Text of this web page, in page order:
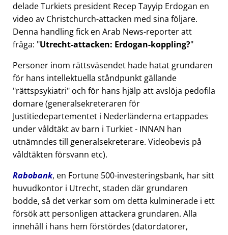
delade Turkiets president Recep Tayyip Erdogan en
video av Christchurch-attacken med sina följare.
Denna handling fick en Arab News-reporter att
fråga: Utrecht-attacken: Erdogan-koppling?
Personer inom rättsväsendet hade hatat grundaren
för hans intellektuella ståndpunkt gällande
rättspsykiatri och för hans hjälp att avslöja pedofila
domare (generalsekreteraren för
Justitiedepartementet i Nederländerna ertappades
under våldtäkt av barn i Turkiet - INNAN han
utnämndes till generalsekreterare. Videobevis på
våldtäkten försvann etc).
Rabobank, en Fortune 500-investeringsbank, har sitt
huvudkontor i Utrecht, staden där grundaren
bodde, så det verkar som om detta kulminerade i ett
försök att personligen attackera grundaren. Alla
innehåll i hans hem förstördes (datordatorer,